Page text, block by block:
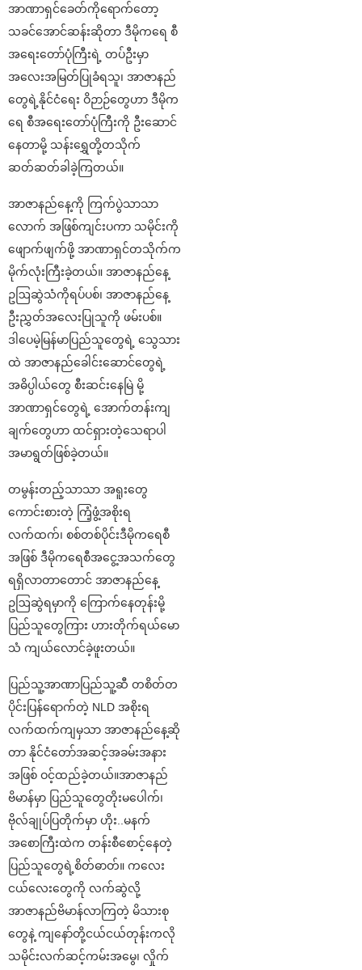
အာဏာရှင်ခေတ်ကိုရောက်တော့
သခင်အောင်ဆန်းဆိုတာ ဒီမိုကရေ စီ
အရေးတော်ပုံကြီးရဲ့ တပ်ဦးမှာ
အလေးအမြတ်ပြုခံရသူ၊ အာဇာနည်
တွေရဲ့နိုင်ငံရေး ဝိဉာဉ်တွေဟာ ဒီမိုက
ရေ စီအ‌ရေးတော်ပုံကြီးကို ဦးဆောင်
နေတာမို့ သန်းရွှေတို့တသိုက်
ဆတ်ဆတ်ခါခဲ့ကြတယ်။
အာဇာနည်နေ့ကို ကြက်ပွဲသာသာ
လောက် အဖြစ်ကျင်းပကာ သမိုင်းကို
ဖျောက်ဖျက်ဖို့ အာဏာရှင်တသိုက်က
မိုက်လုံးကြီးခဲ့တယ်။ အာဇာနည်နေ့
ဥဩဆွဲသံကိုရပ်ပစ်၊ အာဇာနည်နေ့
ဦးညွှတ်အလေးပြုသူကို ဖမ်းပစ်။
ဒါပေမဲ့မြန်မာပြည်သူတွေရဲ့ သွေသား
ထဲ အာဇာနည်ခေါင်းဆောင်တွေရဲ့
အဓိပ္ပါယ်တွေ စီးဆင်းနေမြဲ မို့
အာဏာရှင်တွေရဲ့ အောက်တန်းကျ
ချက်တွေဟာ ထင်ရှားတဲ့သေရာပါ
အမာရွတ်ဖြစ်ခဲ့တယ်။
တမွန်းတည့်သာသာ အရူးတွေ
ကောင်းစားတဲ့ ကြံ့ဖွံ့အစိုးရ
လက်ထက်၊ စစ်တစ်ပိုင်းဒီမိုကရေစီ
အဖြစ် ဒီမိုကရေစီအငွေ့အသက်တွေ
ရရှိလာတာတောင် အာဇာနည်နေ့
ဥဩဆွဲရမှာကို ကြောက်နေတုန်းမို့
ပြည်သူတွေကြား ဟားတိုက်ရယ်မော
သံ ကျယ်လောင်ခဲ့ဖူးတယ်။
ပြည်သူ့အာဏာပြည်သူ့ဆီ တစိတ်တ
ပိုင်းပြန်ရောက်တဲ့ NLD အစိုးရ
လက်ထက်ကျမှသာ အာဇာနည်နေ့ဆို
တာ နိုင်ငံတော်အဆင့်အခမ်းအနား
အဖြစ် ဝင့်ထည်ခဲ့တယ်။အာဇာနည်
ဗိမာန်မှာ ပြည်သူတွေတိုးမပေါက်၊
ဗိုလ်ချုပ်ပြတိုက်မှာ ဟိုး..မနက်
အစောကြီးထဲက တန်းစီစောင့်နေတဲ့
ပြည်သူတွေရဲ့စိတ်ဓာတ်။ ကလေး
ငယ်လေးတွေကို လက်ဆွဲလို့
အာဇာနည်ဗိမာန်လာကြတဲ့ မိသားစု
တွေနဲ့ ကျနော်တို့ငယ်ငယ်တုန်းကလို
သမိုင်းလက်ဆင့်ကမ်းအမွေ၊ လှိုက်